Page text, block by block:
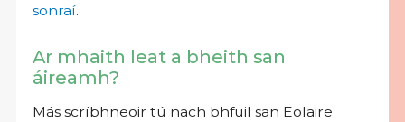
sonraí.
Ar mhaith leat a bheith san
áireamh?
Más scríbhneoir tú nach bhfuil san Eolaire